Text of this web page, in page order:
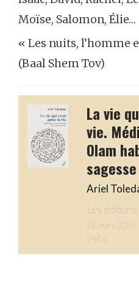
Moïse, Salomon, Élie…
« Les nuits, l’homme
(Baal Shem Tov)
La vie
vie.
Olam
Ariel
Les
26 mars 2026
248 p.